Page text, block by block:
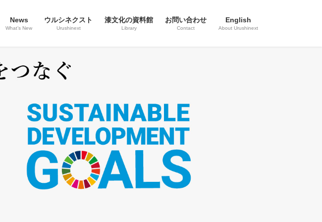
News
What’s New
ウルシネクスト
Urushinext
漆文化の資料館
Library
お問い合わせ
Contact
English
About Urushinext